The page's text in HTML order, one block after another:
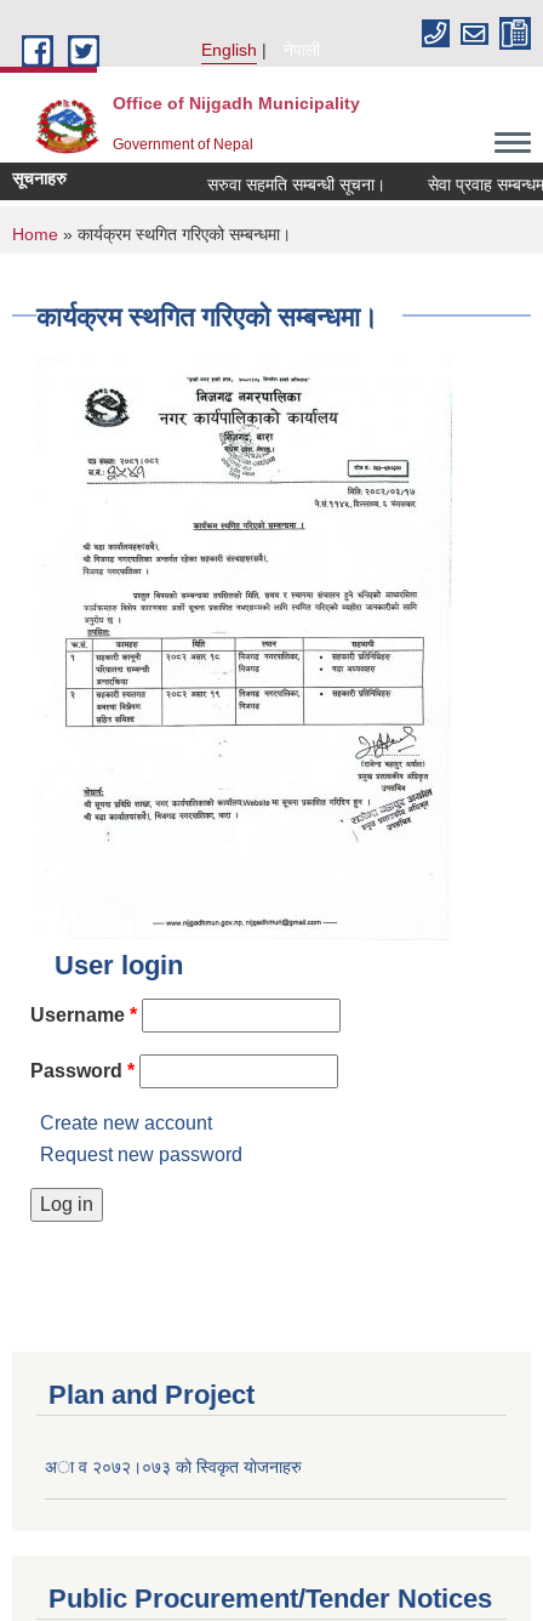
English
नेपाली
Office of Nijgadh Municipality
Government of Nepal
सूचनाहरु सरुवा सहमति सम्बन्धी सूचना। सेवा प्रवाह सम्बन्धमा।
You are here
Home » कार्यक्रम स्थगित गरिएको सम्बन्धमा।
कार्यक्रम स्थगित गरिएको सम्बन्धमा।
User login
Username *
Password *
Create new account
Request new password
Plan and Project
अा व २०७२।०७३ काे स्विकृत याेजनाहरु
Public Procurement/Tender Notices